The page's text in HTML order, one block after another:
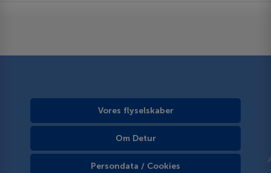
Vores flyselskaber
Om Detur
Persondata / Cookies